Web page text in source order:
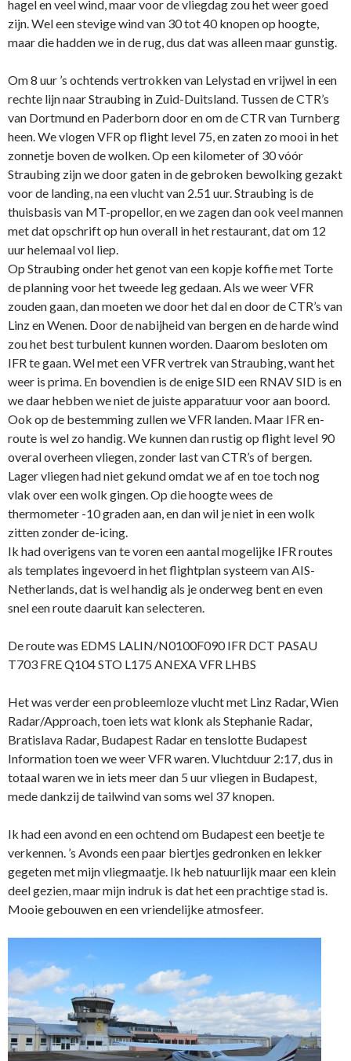
hagel en veel wind, maar voor de vliegdag zou het weer goed
zijn. Wel een stevige wind van 30 tot 40 knopen op hoogte,
maar die hadden we in de rug, dus dat was alleen maar gunstig.
Om 8 uur ’s ochtends vertrokken van Lelystad en vrijwel in een
rechte lijn naar Straubing in Zuid-Duitsland. Tussen de CTR’s
van Dortmund en Paderborn door en om de CTR van Turnberg
heen. We vlogen VFR op flight level 75, en zaten zo mooi in het
zonnetje boven de wolken. Op een kilometer of 30 vóór
Straubing zijn we door gaten in de gebroken bewolking gezakt
voor de landing, na een vlucht van 2.51 uur. Straubing is de
thuisbasis van MT-propellor, en we zagen dan ook veel mannen
met dat opschrift op hun overall in het restaurant, dat om 12
uur helemaal vol liep.
Op Straubing onder het genot van een kopje koffie met Torte
de planning voor het tweede leg gedaan. Als we weer VFR
zouden gaan, dan moeten we door het dal en door de CTR’s van
Linz en Wenen. Door de nabijheid van bergen en de harde wind
zou het best turbulent kunnen worden. Daarom besloten om
IFR te gaan. Wel met een VFR vertrek van Straubing, want het
weer is prima. En bovendien is de enige SID een RNAV SID is en
we daar hebben we niet de juiste apparatuur voor aan boord.
Ook op de bestemming zullen we VFR landen. Maar IFR en-
route is wel zo handig. We kunnen dan rustig op flight level 90
overal overheen vliegen, zonder last van CTR’s of bergen.
Lager vliegen had niet gekund omdat we af en toe toch nog
vlak over een wolk gingen. Op die hoogte wees de
thermometer -10 graden aan, en dan wil je niet in een wolk
zitten zonder de-icing.
Ik had overigens van te voren een aantal mogelijke IFR routes
als templates ingevoerd in het flightplan systeem van AIS-
Netherlands, dat is wel handig als je onderweg bent en even
snel een route daaruit kan selecteren.
De route was EDMS LALIN/N0100F090 IFR DCT PASAU
T703 FRE Q104 STO L175 ANEXA VFR LHBS
Het was verder een probleemloze vlucht met Linz Radar, Wien
Radar/Approach, toen iets wat klonk als Stephanie Radar,
Bratislava Radar, Budapest Radar en tenslotte Budapest
Information toen we weer VFR waren. Vluchtduur 2:17, dus in
totaal waren we in iets meer dan 5 uur vliegen in Budapest,
mede dankzij de tailwind van soms wel 37 knopen.
Ik had een avond en een ochtend om Budapest een beetje te
verkennen. ’s Avonds een paar biertjes gedronken en lekker
gegeten met mijn vliegmaatje. Ik heb natuurlijk maar een klein
deel gezien, maar mijn indruk is dat het een prachtige stad is.
Mooie gebouwen en een vriendelijke atmosfeer.